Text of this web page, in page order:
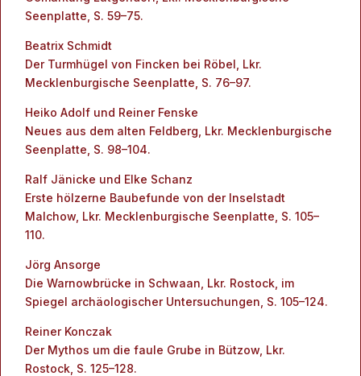
Seenplatte, S. 59–75.
Beatrix Schmidt
Der Turmhügel von Fincken bei Röbel, Lkr.
Mecklenburgische Seenplatte, S. 76–97.
Heiko Adolf und Reiner Fenske
Neues aus dem alten Feldberg, Lkr. Mecklenburgische
Seenplatte, S. 98–104.
Ralf Jänicke und Elke Schanz
Erste hölzerne Baubefunde von der Inselstadt
Malchow, Lkr. Mecklenburgische Seenplatte, S. 105–
110.
Jörg Ansorge
Die Warnowbrücke in Schwaan, Lkr. Rostock, im
Spiegel archäologischer Untersuchungen, S. 105–124.
Reiner Konczak
Der Mythos um die faule Grube in Bützow, Lkr.
Rostock, S. 125–128.